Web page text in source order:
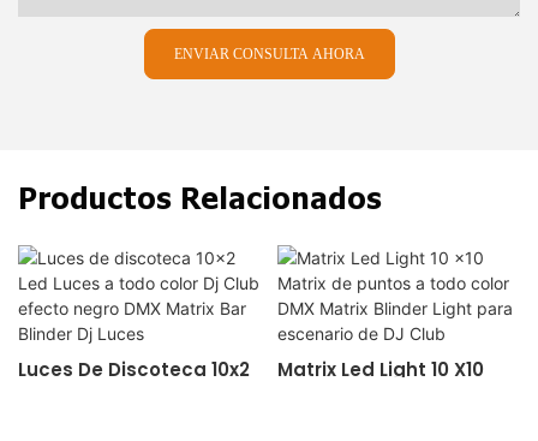
ENVIAR CONSULTA AHORA
Productos Relacionados
Luces De Discoteca 10x2
Matrix Led Light 10 X10